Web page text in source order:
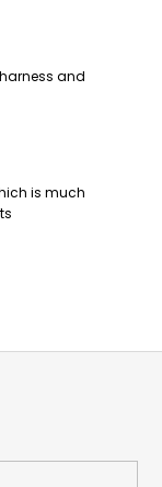
and
is much